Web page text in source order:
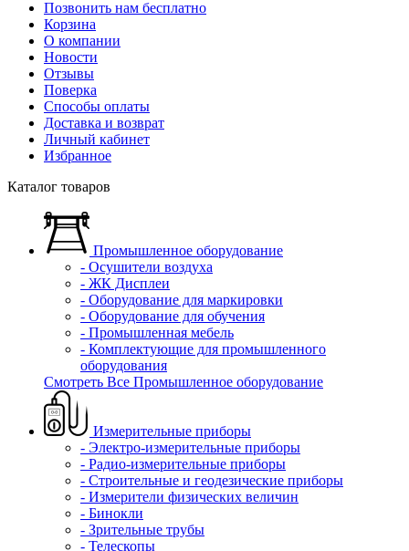
Позвонить нам бесплатно
Корзина
О компании
Новости
Отзывы
Поверка
Способы оплаты
Доставка и возврат
Личный кабинет
Избранное
Каталог товаров
Промышленное оборудование
- Осушители воздуха
- ЖК Дисплеи
- Оборудование для маркировки
- Оборудование для обучения
- Промышленная мебель
- Комплектующие для промышленного
оборудования
Смотреть Все Промышленное оборудование
Измерительные приборы
- Электро-измерительные приборы
- Радио-измерительные приборы
- Строительные и геодезические приборы
- Измерители физических величин
- Бинокли
- Зрительные трубы
- Телескопы